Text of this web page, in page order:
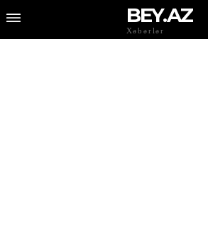
BEY.AZ
Xəbərlər